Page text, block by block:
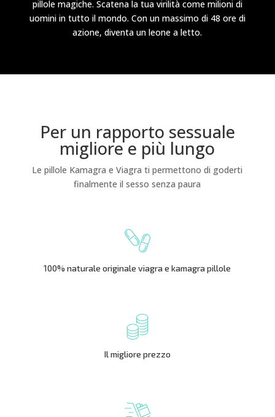
pillole magiche. Scatena la tua virilità come milioni di
uomini in tutto il mondo. Con un massimo di 48 ore di
azione, diventa un leone a letto.
Per un rapporto sessuale
migliore e più lungo
Le pillole Kamagra e Viagra ti permettono di goderti
finalmente il sesso senza paura
100% naturale originale viagra e kamagra pillole
Il migliore prezzo